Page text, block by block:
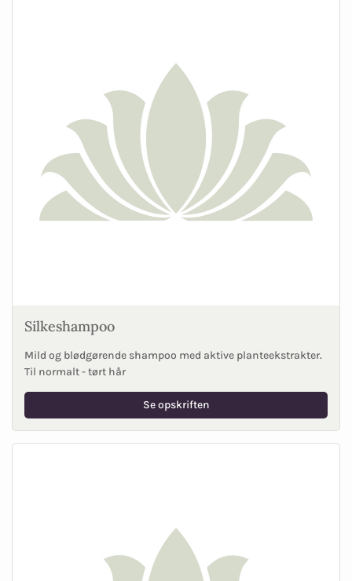
Silkeshampoo
Mild og blødgørende shampoo med aktive planteekstrakter.
Til normalt - tørt hår
Se opskriften